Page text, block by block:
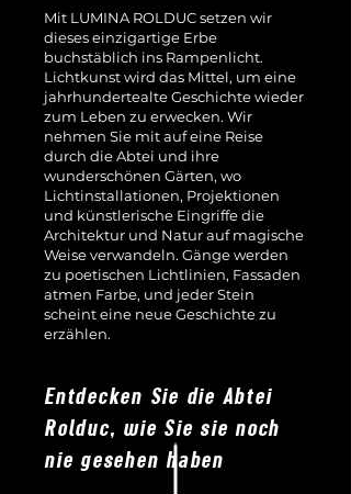
Mit LUMINA ROLDUC setzen wir
dieses einzigartige Erbe
buchstäblich ins Rampenlicht.
Lichtkunst wird das Mittel, um eine
jahrhundertealte Geschichte wieder
zum Leben zu erwecken. Wir
nehmen Sie mit auf eine Reise
durch die Abtei und ihre
wunderschönen Gärten, wo
Lichtinstallationen, Projektionen
und künstlerische Eingriffe die
Architektur und Natur auf magische
Weise verwandeln. Gänge werden
zu poetischen Lichtlinien, Fassaden
atmen Farbe, und jeder Stein
scheint eine neue Geschichte zu
erzählen.
Entdecken Sie die Abtei
Rolduc, wie Sie sie noch
nie gesehen haben